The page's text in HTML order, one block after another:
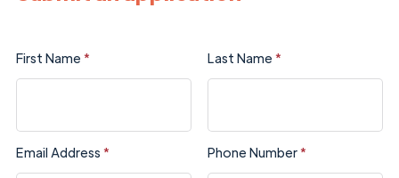
First Name * Last Name *
Email Address * Phone Number*